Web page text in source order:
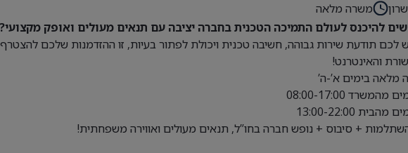
משרה מלאה
להיכנס לעולם התמיכה הטכנית בחברה יציבה עם תנאים מעולים ואופק מקצועי?
לכם תודעת שירות גבוהה, חשיבה טכנית ויכולת לפתור בעיות, זו ההזדמנות שלכם
והאינטרנט!
מלאה בימים א’-ה’
+ סיבוס + נופש חברה בחו”ל, תנאים מעולים ואווירה משפחתית!